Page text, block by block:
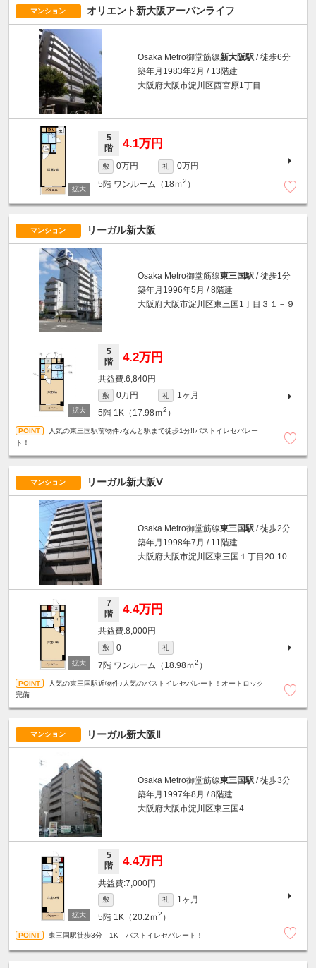
マンション オリエント新大阪アーバンライフ
Osaka Metro御堂筋線新大阪駅 / 徒歩6分
築年月1983年2月 / 13階建
大阪府大阪市淀川区西宮原1丁目
5
階
4.1万円
敷 0万円 礼
0万円
5階 ワンルーム（18ｍ2 ）
マンション リーガル新大阪
Osaka Metro御堂筋線東三国駅 / 徒歩1分
築年月1996年5月 / 8階建
大阪府大阪市淀川区東三国1丁目３１－９
5
階
4.2万円
6,840円
敷 0万円 礼
1ヶ月
5階 1K（17.98ｍ2 ）
人気の東三国駅前物件♪なんと駅まで徒歩1分!!バストイレセパレー
ト！
マンション リーガル新大阪Ⅴ
Osaka Metro御堂筋線東三国駅 / 徒歩2分
築年月1998年7月 / 11階建
大阪府大阪市淀川区東三国１丁目20-10
7
階
4.4万円
8,000円
敷 0 礼
7階 ワンルーム（18.98ｍ2 ）
人気の東三国駅近物件♪人気のバストイレセパレート！オートロック
完備
マンション リーガル新大阪Ⅱ
Osaka Metro御堂筋線東三国駅 / 徒歩3分
築年月1997年8月 / 8階建
大阪府大阪市淀川区東三国4
5
階
4.4万円
7,000円
敷 礼
1ヶ月
5階 1K（20.2ｍ2 ）
東三国駅徒歩3分 1K バストイレセパレート！